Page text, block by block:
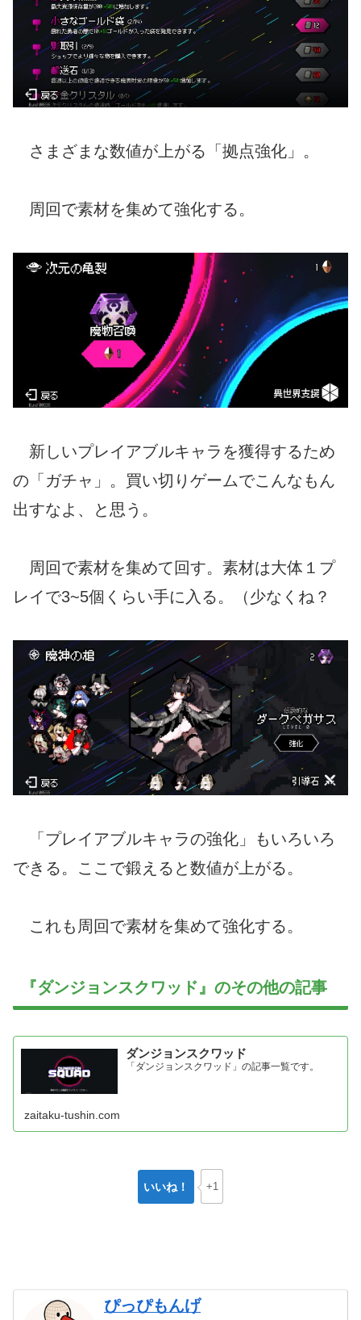
さまざまな数値が上がる「拠点強化」。
周回で素材を集めて強化する。
新しいプレイアブルキャラを獲得するため
の「ガチャ」。買い切りゲームでこんなもん
出すなよ、と思う。
周回で素材を集めて回す。素材は大体１プ
レイで3~5個くらい手に入る。（少なくね？
「プレイアブルキャラの強化」もいろいろ
できる。ここで鍛えると数値が上がる。
これも周回で素材を集めて強化する。
『ダンジョンスクワッド』のその他の記事
ダンジョンスクワッド
「ダンジョンスクワッド」の記事一覧です。
zaitaku-tushin.com
いいね！ +1
ぴっぴもんげ